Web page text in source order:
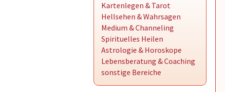
Kartenlegen & Tarot
Hellsehen & Wahrsagen
Medium & Channeling
Spirituelles Heilen
Astrologie & Horoskope
Lebensberatung & Coaching
sonstige Bereiche